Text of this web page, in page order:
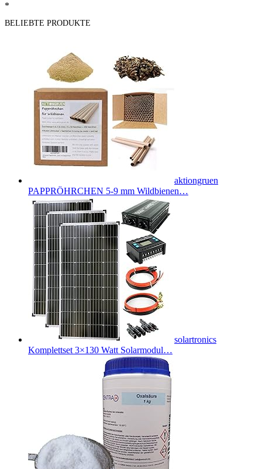
*
BELIEBTE PRODUKTE
aktiongruen
PAPPRÖHRCHEN 5-9 mm Wildbienen…
solartronics
Komplettset 3×130 Watt Solarmodul…